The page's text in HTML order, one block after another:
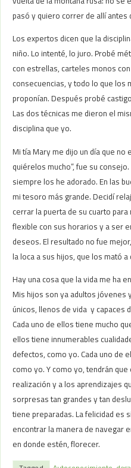
pasó y quiero correr de allí antes
Los expertos dicen que la
niño. Lo intenté, lo juro. Probé
con estrellas, carteles monos
consecuencias, y todo lo que
proponían. Después probé
Las dos técnicas me dieron el
disciplina que yo.
Mi tía Mary me dijo un día que no
quiérelos mucho”, fue su
siempre los he adorado. En las
mi tesoro más grande. Decidí
cerrar la puerta de su cuarto
flexible con sus horarios y a ser
deseos. El resultado no fue
la loca a sus hijos, que los mató a
Hay una cosa que la vida me ha
Mis hijos son ya adultos jóvenes
únicos, llenos de vida y capaces
Cada uno de ellos tiene mucho
ellos tiene innumerables
defectos, como yo. Cada uno de
como yo. Y como yo, tendrán
realización y a los aprendizajes
sorpresas tan grandes y tan
tiene preparadas. La felicidad es
encontrar la manera de navegar
en donde estén, florecer.